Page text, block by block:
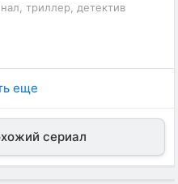
триллер, детектив
еще
сериал